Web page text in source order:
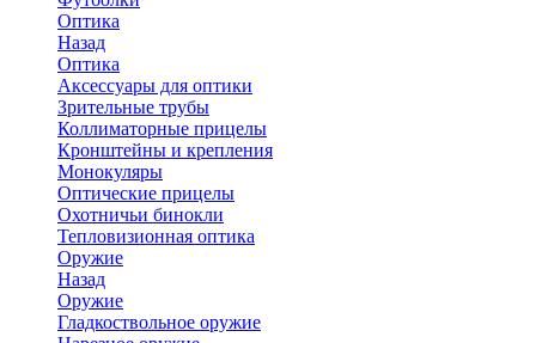
Оптика
Назад
Оптика
Аксессуары для оптики
Зрительные трубы
Коллиматорные прицелы
Кронштейны и крепления
Монокуляры
Оптические прицелы
Охотничьи бинокли
Тепловизионная оптика
Оружие
Назад
Оружие
Гладкоствольное оружие